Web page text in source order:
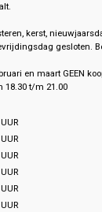
kerst,
gesloten.
en maart GEEN
18.30 t/m 21.00